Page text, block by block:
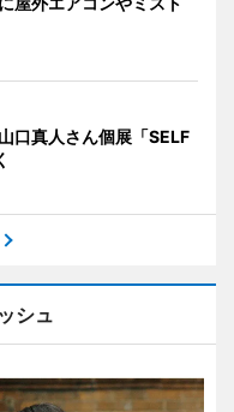
口真人さん個展「SELF
シュ